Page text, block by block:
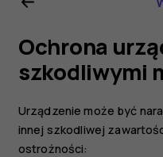
—
obsługi
Ochrona
szkodliwymi
Urządzenie może być
innej szkodliwej
ostrożności: